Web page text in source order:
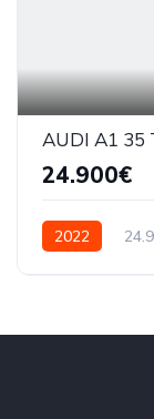
24.900€
2022